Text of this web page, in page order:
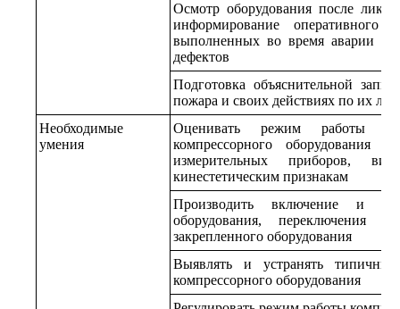
Осмотр оборудования после
информирование оперативного
выполненных во время аварии
дефектов
Подготовка объяснительной
пожара и своих действиях по их
Необходимые
умения
Оценивать режим работы и
компрессорного оборудования
измерительных приборов,
кинестетическим признакам
Производить включение и
оборудования, переключения в
закрепленного оборудования
Выявлять и устранять
компрессорного оборудования